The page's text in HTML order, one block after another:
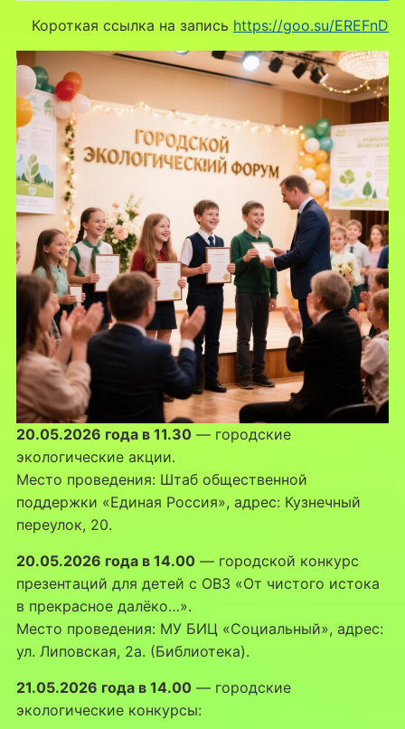
Короткая ссылка на запись https://goo.su/EREFnD
20.05.2026 года в 11.30— городские
экологические акции.
Место проведения: Штаб общественной
поддержки «Единая Россия», адрес: Кузнечный
переулок, 20.
20.05.2026 года в 14.00— городской конкурс
презентаций для детей с ОВЗ «От чистого истока
в прекрасное далёко…».
Место проведения: МУ БИЦ «Социальный», адрес:
ул. Липовская, 2а. (Библиотека).
21.05.2026 года в 14.00— городские
экологические конкурсы: